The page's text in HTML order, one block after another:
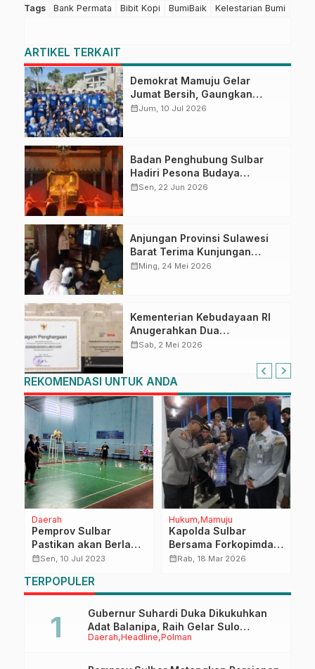
Tags Bank Permata Bibit Kopi BumiBaik Kelestarian Bumi
ARTIKEL TERKAIT
Demokrat Mamuju Gelar
Jumat Bersih, Gaungkan
Gerakan Langit Biru Indonesia
calendar_monthJum, 10 Jul 2026
Badan Penghubung Sulbar
Hadiri Pesona Budaya
Kabupaten Sleman 2026,
calendar_monthSen, 22 Jun 2026
Anjungan Provinsi Sulawesi
Barat Terima Kunjungan
Edukasi Budaya Rombongan
calendar_monthMing, 24 Mei 2026
Kementerian Kebudayaan RI
Anugerahkan Dua
Penghargaan untuk Anjungan
calendar_monthSab, 2 Mei 2026
REKOMENDASI UNTUK ANDA
Daerah
Pemprov Sulbar
Pastikan akan Berlaga
di Pornas Korpri
calendar_monthSen, 10 Jul 2023
Hukum Mamuju
Kapolda Sulbar
Bersama Forkopimda
Pantau Arus Mudik
Pastikan Pelayanan
Maksimal
calendar_monthRab, 18 Mar 2026
TERPOPULER
Daerah Headline Polman
Gubernur Suhardi Duka Dikukuhkan
Adat Balanipa, Raih Gelar Sulo
Tappidena